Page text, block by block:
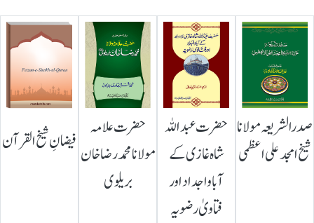
صدرالشریعہ مولانا
شیخ امجد علی اعظمی
حضرت عبداللہ
شاہ غازی کے
آباواجداد اور
فتاویٰ رضویہ
حضرت علامہ
مولانا محمد رضا خان
بریلوی
فیضانِ شیخ القرآن